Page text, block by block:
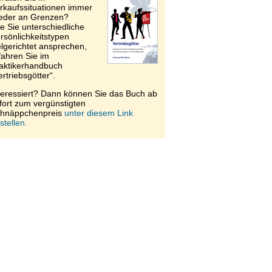
immer
an Grenzen?
Sie unterschiedliche
ansprechen,
Sie im
Dann können Sie das Buch ab
zum vergünstigten
unter diesem Link